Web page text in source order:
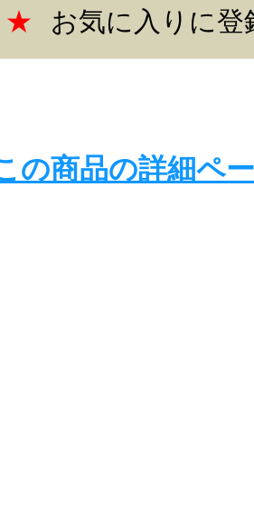
お気に入りに登
の商品の詳細ペ